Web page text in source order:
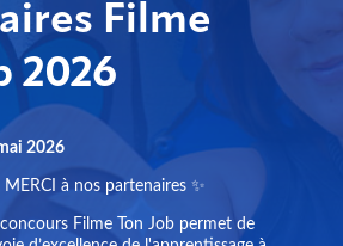
Filme
2026
2026
à nos partenaires ✨
Filme Ton Job permet de